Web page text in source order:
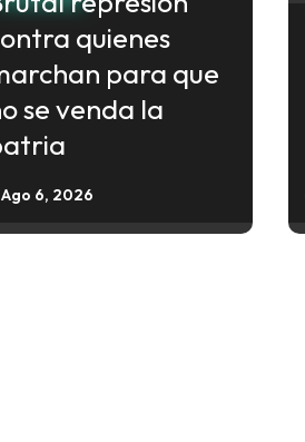
quienes
para que
se venda la
Ago 6, 2026